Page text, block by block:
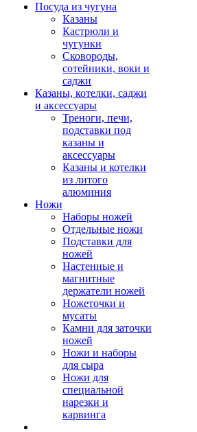
Посуда из чугуна
Казаны
Кастрюли и
чугунки
Сковороды,
сотейники, воки и
саджи
Казаны, котелки, саджи
и аксессуары
Треноги, печи,
подставки под
казаны и
аксессуары
Казаны и котелки
из литого
алюминия
Ножи
Наборы ножей
Отдельные ножи
Подставки для
ножей
Настенные и
магнитные
держатели ножей
Ножеточки и
мусаты
Камни для заточки
ножей
Ножи и наборы
для сыра
Ножи для
специальной
нарезки и
карвинга